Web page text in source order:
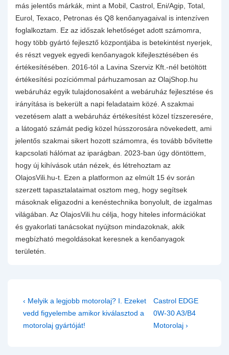
más jelentős márkák, mint a Mobil, Castrol, Eni/Agip, Total,
Eurol, Texaco, Petronas és Q8 kenőanyagaival is intenzíven
foglalkoztam. Ez az időszak lehetőséget adott számomra,
hogy több gyártó fejlesztő központjába is betekintést nyerjek,
és részt vegyek egyedi kenőanyagok kifejlesztésében és
értékesítésében. 2016-tól a Lavina Szerviz Kft.-nél betöltött
értékesítési pozíciómmal párhuzamosan az OlajShop.hu
webáruház egyik tulajdonosaként a webáruház fejlesztése és
irányítása is bekerült a napi feladataim közé. A szakmai
vezetésem alatt a webáruház értékesítést közel tízszeresére,
a látogató számát pedig közel hússzorosára növekedett, ami
jelentős szakmai sikert hozott számomra, és tovább bővítette
kapcsolati hálómat az iparágban. 2023-ban úgy döntöttem,
hogy új kihívások után nézek, és létrehoztam az
OlajosVili.hu-t. Ezen a platformon az elmúlt 15 év során
szerzett tapasztalataimat osztom meg, hogy segítsek
másoknak eligazodni a kenéstechnika bonyolult, de izgalmas
világában. Az OlajosVili.hu célja, hogy hiteles információkat
és gyakorlati tanácsokat nyújtson mindazoknak, akik
megbízható megoldásokat keresnek a kenőanyagok
területén.
Bejegyzés
navigáció
Previous
Post
is
‹ Melyik a legjobb motorolaj? I. Ezeket
vedd figyelembe amikor kiválasztod a
motorolaj gyártóját!
Next
Post
is
Castrol EDGE
0W-30 A3/B4
Motorolaj ›